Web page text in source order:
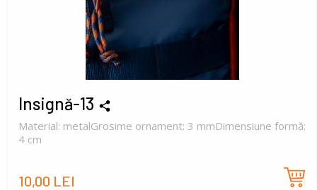
Insignă-13
Material: metalGrosime ornament: 3 mmDimensiune formă:
4 cm
10,00 LEI